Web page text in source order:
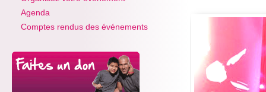
Agenda
Comptes rendus des événements